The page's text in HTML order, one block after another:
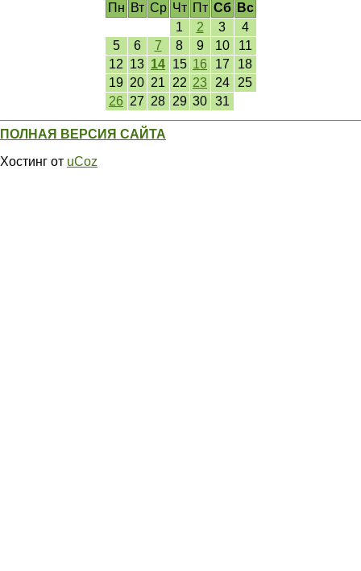
Пн Вт Ср Чт Пт Сб
Вс
1
2 3
4
5
6 7 8 9 10
11
12 13 14 15 16 17
18
19 20 21 22 23 24
25
26 27 28 29 30 31
ПОЛНАЯ ВЕРСИЯ САЙТА
Хостинг от uCoz